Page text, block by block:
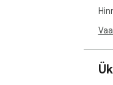
🔹
🔹